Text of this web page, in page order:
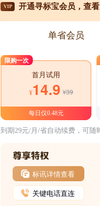
VIP 开通寻标宝会员，查
单省会员
限购一次
首月试用
¥14.9 ¥39
每日仅0.48元
到期29元/月/省自动续费，可随
标讯详情查看
关键电话直连